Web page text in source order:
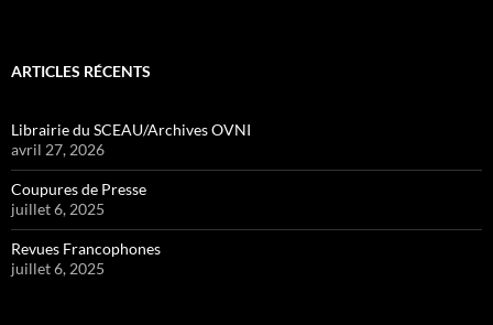
ARTICLES RÉCENTS
Librairie du SCEAU/Archives OVNI
avril 27, 2026
Coupures de Presse
juillet 6, 2025
Revues Francophones
juillet 6, 2025